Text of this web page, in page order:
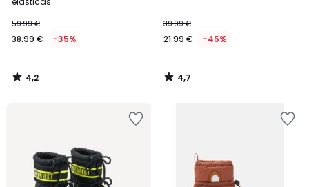
59.99 €
38.99 € -35%
4,2
/
39.99 €
21.99 € -45%
4,7
/